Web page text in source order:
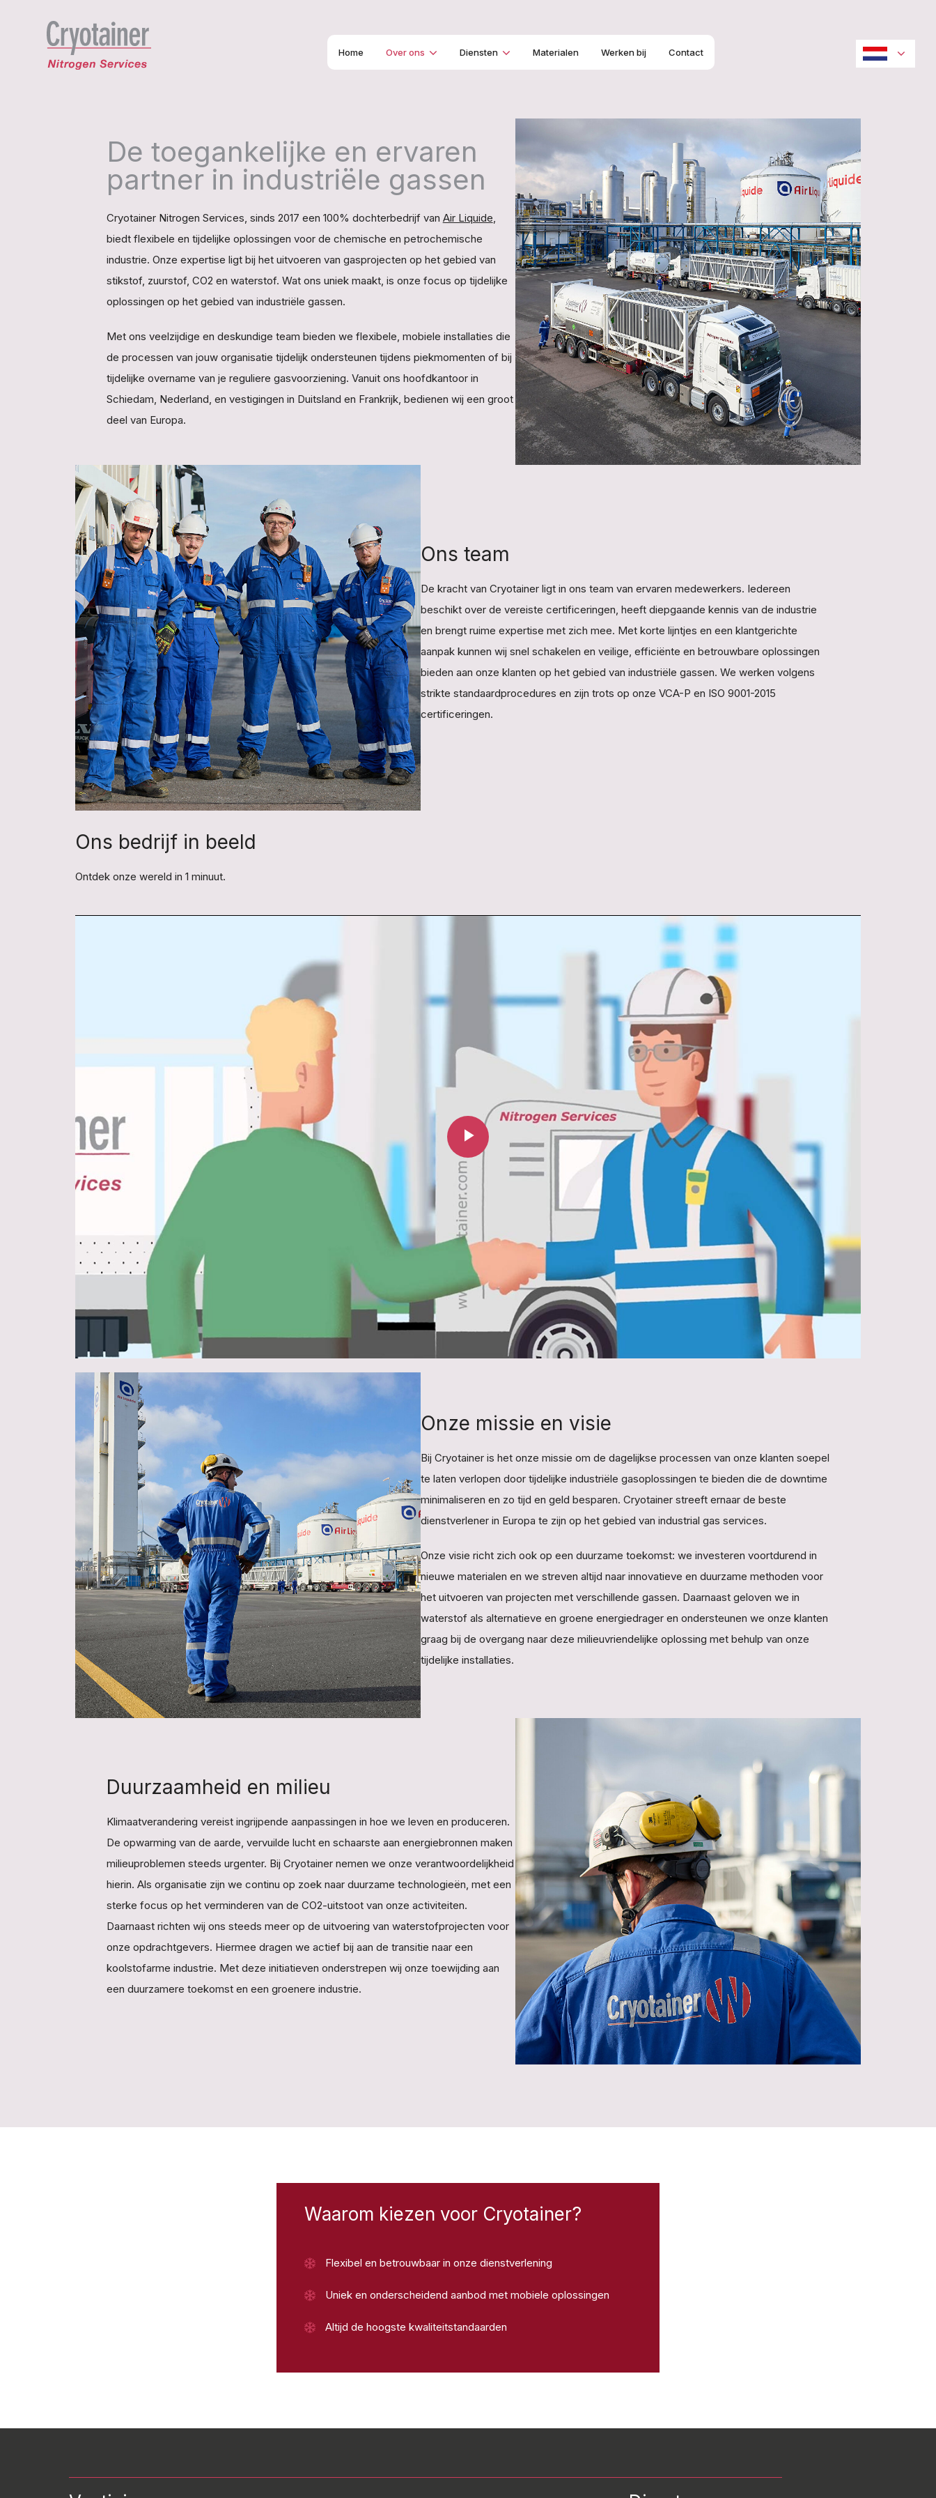
Home Over ons Diensten Materialen Werken bij Contact
De toegankelijke en ervaren
partner in industriële gassen
Cryotainer Nitrogen Services, sinds 2017 een 100% dochterbedrijf van Air Liquide,
biedt flexibele en tijdelijke oplossingen voor de chemische en petrochemische
industrie. Onze expertise ligt bij het uitvoeren van gasprojecten op het gebied van
stikstof, zuurstof, CO2 en waterstof. Wat ons uniek maakt, is onze focus op tijdelijke
oplossingen op het gebied van industriële gassen.
Met ons veelzijdige en deskundige team bieden we flexibele, mobiele installaties die
de processen van jouw organisatie tijdelijk ondersteunen tijdens piekmomenten of bij
tijdelijke overname van je reguliere gasvoorziening. Vanuit ons hoofdkantoor in
Schiedam, Nederland, en vestigingen in Duitsland en Frankrijk, bedienen wij een groot
deel van Europa.
Ons team
De kracht van Cryotainer ligt in ons team van ervaren medewerkers. Iedereen
beschikt over de vereiste certificeringen, heeft diepgaande kennis van de industrie
en brengt ruime expertise met zich mee. Met korte lijntjes en een klantgerichte
aanpak kunnen wij snel schakelen en veilige, efficiënte en betrouwbare oplossingen
bieden aan onze klanten op het gebied van industriële gassen. We werken volgens
strikte standaardprocedures en zijn trots op onze VCA-P en ISO 9001-2015
certificeringen.
Ons bedrijf in beeld
Ontdek onze wereld in 1 minuut.
Play
Video
Onze missie en visie
Bij Cryotainer is het onze missie om de dagelijkse processen van onze klanten soepel
te laten verlopen door tijdelijke industriële gasoplossingen te bieden die de downtime
minimaliseren en zo tijd en geld besparen. Cryotainer streeft ernaar de beste
dienstverlener in Europa te zijn op het gebied van industrial gas services.
Onze visie richt zich ook op een duurzame toekomst: we investeren voortdurend in
nieuwe materialen en we streven altijd naar innovatieve en duurzame methoden voor
het uitvoeren van projecten met verschillende gassen. Daarnaast geloven we in
waterstof als alternatieve en groene energiedrager en ondersteunen we onze klanten
graag bij de overgang naar deze milieuvriendelijke oplossing met behulp van onze
tijdelijke installaties.
Duurzaamheid en milieu
Klimaatverandering vereist ingrijpende aanpassingen in hoe we leven en produceren.
De opwarming van de aarde, vervuilde lucht en schaarste aan energiebronnen maken
milieuproblemen steeds urgenter. Bij Cryotainer nemen we onze verantwoordelijkheid
hierin. Als organisatie zijn we continu op zoek naar duurzame technologieën, met een
sterke focus op het verminderen van de CO2-uitstoot van onze activiteiten.
Daarnaast richten wij ons steeds meer op de uitvoering van waterstofprojecten voor
onze opdrachtgevers. Hiermee dragen we actief bij aan de transitie naar een
koolstofarme industrie. Met deze initiatieven onderstrepen wij onze toewijding aan
een duurzamere toekomst en een groenere industrie.
Waarom kiezen voor Cryotainer?
Flexibel en betrouwbaar in onze dienstverlening
Uniek en onderscheidend aanbod met mobiele oplossingen
Altijd de hoogste kwaliteitstandaarden